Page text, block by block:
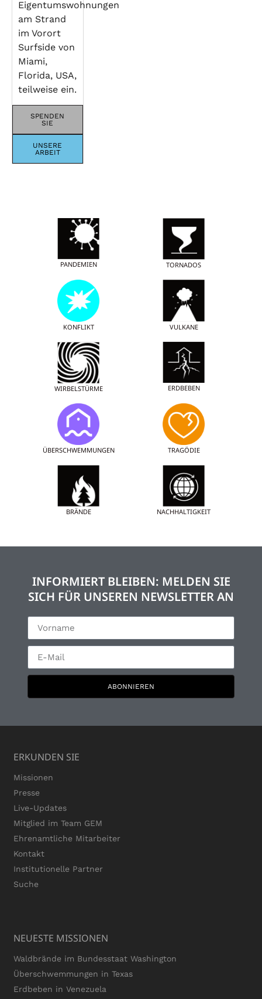
Eigentumswohnungen
am Strand
im Vorort
Surfside von
Miami,
Florida, USA,
teilweise ein.
SPENDEN
SIE
UNSERE
ARBEIT
PANDEMIEN TORNADOS
KONFLIKT VULKANE
WIRBELSTÜRME ERDBEBEN
ÜBERSCHWEMMUNGEN TRAGÖDIE
BRÄNDE NACHHALTIGKEIT
INFORMIERT BLEIBEN: MELDEN SIE
SICH FÜR UNSEREN NEWSLETTER AN
ABONNIEREN
ERKUNDEN SIE
Missionen
Presse
Live-Updates
Mitglied im Team GEM
Ehrenamtliche Mitarbeiter
Kontakt
Institutionelle Partner
Suche
NEUESTE MISSIONEN
Waldbrände im Bundesstaat Washington
Überschwemmungen in Texas
Erdbeben in Venezuela